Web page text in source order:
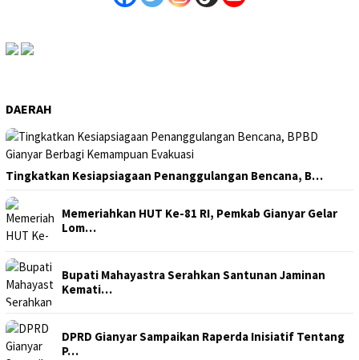
DAERAH
Tingkatkan Kesiapsiagaan Penanggulangan Bencana, B…
Memeriahkan HUT Ke-81 RI, Pemkab Gianyar Gelar
Lom…
Bupati Mahayastra Serahkan Santunan Jaminan
Kemati…
DPRD Gianyar Sampaikan Raperda Inisiatif Tentang
P…